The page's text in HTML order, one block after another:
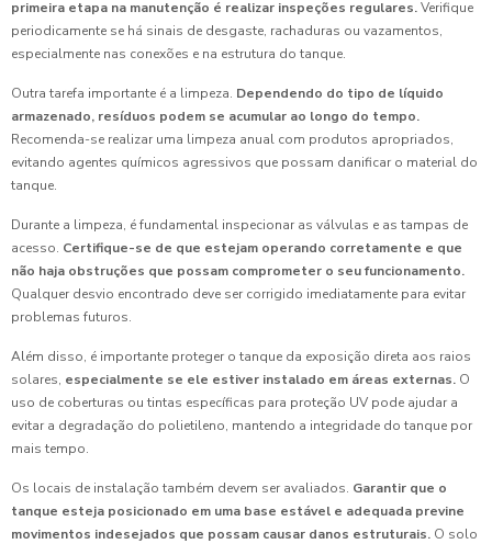
primeira etapa na manutenção é realizar inspeções regulares.Verifique
periodicamente se há sinais de desgaste, rachaduras ou vazamentos,
especialmente nas conexões e na estrutura do tanque.
Outra tarefa importante é a limpeza. Dependendo do tipo de líquido
armazenado, resíduos podem se acumular ao longo do tempo.
Recomenda-se realizar uma limpeza anual com produtos apropriados,
evitando agentes químicos agressivos que possam danificar o material do
tanque.
Durante a limpeza, é fundamental inspecionar as válvulas e as tampas de
acesso. Certifique-se de que estejam operando corretamente e que
não haja obstruções que possam comprometer o seu funcionamento.
Qualquer desvio encontrado deve ser corrigido imediatamente para evitar
problemas futuros.
Além disso, é importante proteger o tanque da exposição direta aos raios
solares, especialmente se ele estiver instalado em áreas externas. O
uso de coberturas ou tintas específicas para proteção UV pode ajudar a
evitar a degradação do polietileno, mantendo a integridade do tanque por
mais tempo.
Os locais de instalação também devem ser avaliados. Garantir que o
tanque esteja posicionado em uma base estável e adequada previne
movimentos indesejados que possam causar danos estruturais. O solo